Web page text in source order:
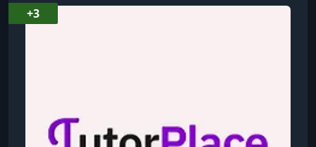
УРОК 8. 00:19:06
8. Пилатес с мячом на все тело
УРОК 11. 00:20:10
+3